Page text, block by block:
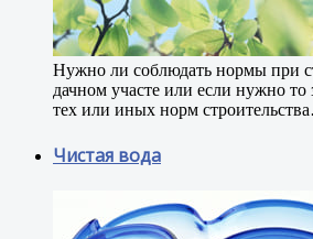
Нужно ли соблюдать нормы при
дачном участе или если нужно
тех или иных норм строительства
Чистая вода